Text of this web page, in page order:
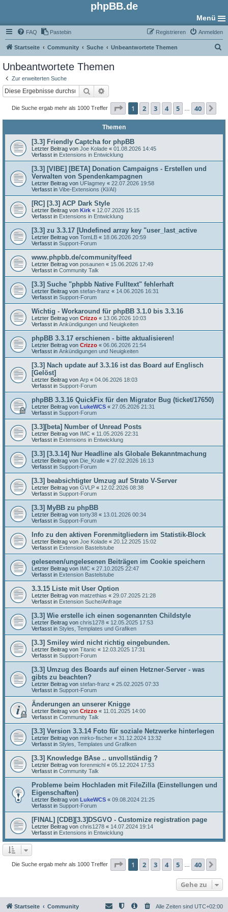
phpBB.de
Menü
FAQ Pastebin Anmelden
Registrieren
Startseite Community Suche Unbeantwortete Themen
Unbeantwortete Themen
Zur erweiterten Suche
Suche
Die Suche ergab mehr als 1000 Treffer Seite 1von 40
1 2 3 4 5 40
Themen
[3.3] Friendly Captcha for phpBB
Letzter Beitrag von Joe Kolade « 01.08.2026 14:45
Verfasst in Extensions in Entwicklung
[3.3] [VIBE] [BETA] Donation Campaigns - Erstellen und
Verwalten von Spendenkampagnen
Letzter Beitrag von UFlagmey « 22.07.2026 19:58
Verfasst in Vibe-Extensions (KI/AI)
[RC] [3.3] ACP Dark Style
Letzter Beitrag von Kirk « 12.07.2026 15:15
Verfasst in Extensions in Entwicklung
[3.3] zu 3.3.17 [Undefined array key "user_last_active
Letzter Beitrag von TomLB « 18.06.2026 20:59
Verfasst in Support-Forum
www.phpbb.de/community/feed
Letzter Beitrag von posaunen « 15.06.2026 17:49
Verfasst in Community Talk
[3.3] Suche "phpbb Native Fulltext" fehlerhaft
Letzter Beitrag von stefan-franz « 14.06.2026 16:31
Verfasst in Support-Forum
Wichtig - Workaround für phpBB 3.1.0 bis 3.3.16
Letzter Beitrag von Crizzo « 13.06.2026 10:03
Verfasst in Ankündigungen und Neuigkeiten
phpBB 3.3.17 erschienen - bitte aktualisieren!
Letzter Beitrag von Crizzo « 06.06.2026 21:54
Verfasst in Ankündigungen und Neuigkeiten
[3.3] Nach update auf 3.3.16 ist das Board auf Englisch
[Gelöst]
Letzter Beitrag von Arp « 04.06.2026 18:03
Verfasst in Support-Forum
phpBB 3.3.16 QuickFix für den Migrator Bug (ticket/17650)
Letzter Beitrag von LukeWCS « 27.05.2026 21:31
Verfasst in Support-Forum
[3.3][beta] Number of Unread Posts
Letzter Beitrag von IMC « 11.05.2026 22:31
Verfasst in Extensions in Entwicklung
[3.3] [3.3.14] Nur Headline als Globale Bekanntmachung
Letzter Beitrag von Die_Kralle « 27.02.2026 16:13
Verfasst in Support-Forum
[3.3] beabsichtigter Umzug auf Strato V-Server
Letzter Beitrag von GVLP « 12.02.2026 08:38
Verfasst in Support-Forum
[3.3] MyBB zu phpBB
Letzter Beitrag von torty38 « 13.01.2026 00:34
Verfasst in Support-Forum
Info zu den aktiven Forenmitgliedern im Statistik-Block
Letzter Beitrag von Joe Kolade « 20.12.2025 15:02
Verfasst in Extension Bastelstube
gelesenen/ungelesenen Beiträgen im Cookie speichern
Letzter Beitrag von IMC « 27.10.2025 22:47
Verfasst in Extension Bastelstube
3.3.15 Liste mit User Option
Letzter Beitrag von matzethias « 29.07.2025 21:28
Verfasst in Extension Suche/Anfrage
[3.3] Wie erstelle ich einen sogenannten Childstyle
Letzter Beitrag von chris1278 « 12.05.2025 17:53
Verfasst in Styles, Templates und Grafiken
[3.3] Smiley wird nicht richtig eingebunden.
Letzter Beitrag von Titanic « 12.03.2025 17:31
Verfasst in Support-Forum
[3.3] Umzug des Boards auf einen Hetzner-Server - was
gibts zu beachten?
Letzter Beitrag von stefan-franz « 25.02.2025 07:33
Verfasst in Support-Forum
Änderungen an unserer Knigge
Letzter Beitrag von Crizzo « 11.01.2025 14:00
Verfasst in Community Talk
[3.3] Version 3.3.14 Foto für soziale Netzwerke hinterlegen
Letzter Beitrag von mirko-fischer « 31.12.2024 13:32
Verfasst in Styles, Templates und Grafiken
[3.3] Knowledge BAse .. unvollständig ?
Letzter Beitrag von forenmichl « 05.12.2024 17:53
Verfasst in Community Talk
Probleme beim Hochladen mit FileZilla (Einstellungen und
Eigenschaften)
Letzter Beitrag von LukeWCS « 09.08.2024 21:25
Verfasst in Support-Forum
[FINAL] [CDB][3.3]DSGVO - Customize registration page
Letzter Beitrag von chris1278 « 14.07.2024 19:14
Verfasst in Extensions in Entwicklung
Die Suche ergab mehr als 1000 Treffer Seite 1von 40
1 2 3 4 5 40
Gehe zu
Startseite Community Alle Zeiten sind UTC+02:00